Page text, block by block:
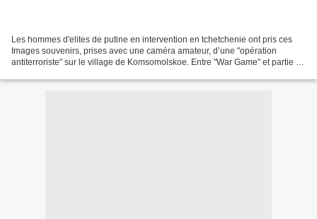
Les hommes d'elites de putine en intervention en tchetchenie ont pris ces
Images souvenirs, prises avec une caméra amateur, d’une "opération
antiterroriste" sur le village de Komsomolskoe. Entre "War Game" et partie de